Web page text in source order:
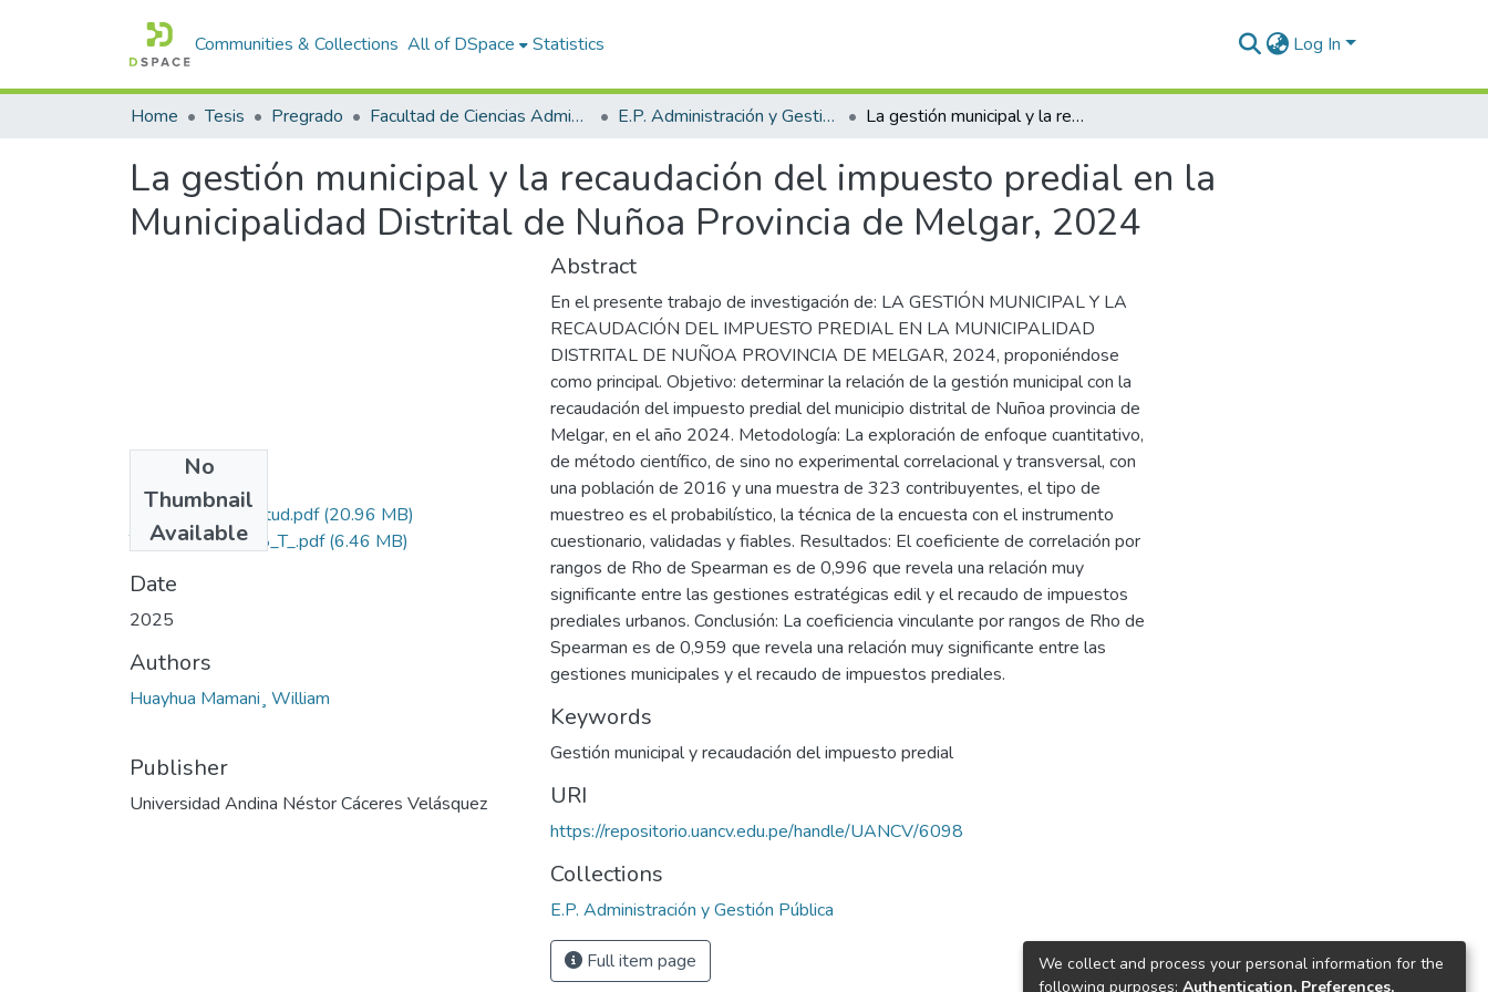
Communities & Collections All of DSpace Statistics Log In
Home Tesis Pregrado Facultad de Ciencias Administrativas E.P. Administración y Gestión Pública La gestión municipal y la recaudación del impuesto predial en la Municipalidad Distrital de Nuñoa Provincia de Melgar, 2024
La gestión municipal y la recaudación del impuesto predial en la
Municipalidad Distrital de Nuñoa Provincia de Melgar, 2024
No
Thumbnail
Available
Grado de Similitud.pdf(20.96 MB)
T036_70282048_T_.pdf(6.46 MB)
Date
2025
Authors
Huayhua Mamani¸ William
Publisher
Universidad Andina Néstor Cáceres Velásquez
Abstract
En el presente trabajo de investigación de: LA GESTIÓN MUNICIPAL Y LA
RECAUDACIÓN DEL IMPUESTO PREDIAL EN LA MUNICIPALIDAD
DISTRITAL DE NUÑOA PROVINCIA DE MELGAR, 2024, proponiéndose
como principal. Objetivo: determinar la relación de la gestión municipal con la
recaudación del impuesto predial del municipio distrital de Nuñoa provincia de
Melgar, en el año 2024. Metodología: La exploración de enfoque cuantitativo,
de método científico, de sino no experimental correlacional y transversal, con
una población de 2016 y una muestra de 323 contribuyentes, el tipo de
muestreo es el probabilístico, la técnica de la encuesta con el instrumento
cuestionario, validadas y fiables. Resultados: El coeficiente de correlación por
rangos de Rho de Spearman es de 0,996 que revela una relación muy
significante entre las gestiones estratégicas edil y el recaudo de impuestos
prediales urbanos. Conclusión: La coeficiencia vinculante por rangos de Rho de
Spearman es de 0,959 que revela una relación muy significante entre las
gestiones municipales y el recaudo de impuestos prediales.
Keywords
Gestión municipal y recaudación del impuesto predial
URI
https://repositorio.uancv.edu.pe/handle/UANCV/6098
Collections
E.P. Administración y Gestión Pública
Full item page
We collect and process your personal information for the
following purposes: Authentication, Preferences,